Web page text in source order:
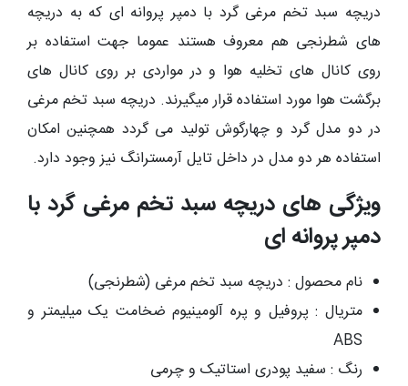
دریچه سبد تخم مرغی گرد با دمپر پروانه ای که به دریچه
های شطرنجی هم معروف هستند عموما جهت استفاده بر
روی کانال های تخلیه هوا و در مواردی بر روی کانال های
برگشت هوا مورد استفاده قرار میگیرند. دریچه سبد تخم مرغی
در دو مدل گرد و چهارگوش تولید می گردد همچنین امکان
استفاده هر دو مدل در داخل تایل آرمسترانگ نیز وجود دارد.
ویژگی های دریچه سبد تخم مرغی گرد با
دمپر پروانه ای
نام محصول : دریچه سبد تخم مرغی (شطرنجی)
متریال : پروفیل و پره آلومینیوم ضخامت یک میلیمتر و
ABS
رنگ : سفید پودری استاتیک و چرمی